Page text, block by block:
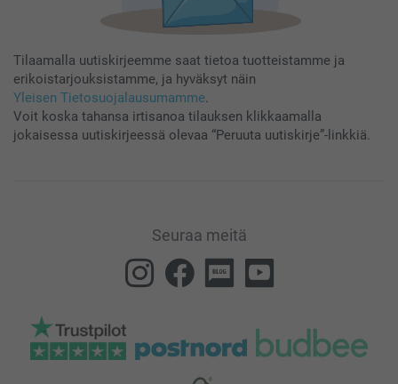
Tilaamalla uutiskirjeemme saat tietoa tuotteistamme ja
erikoistarjouksistamme, ja hyväksyt näin
Yleisen Tietosuojalausumamme.
Voit koska tahansa irtisanoa tilauksen klikkaamalla
jokaisessa uutiskirjeessä olevaa “Peruuta uutiskirje”-linkkiä.
Seuraa meitä